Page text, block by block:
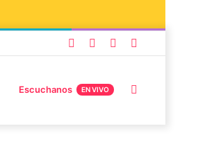
Escuchanos EN VIVO